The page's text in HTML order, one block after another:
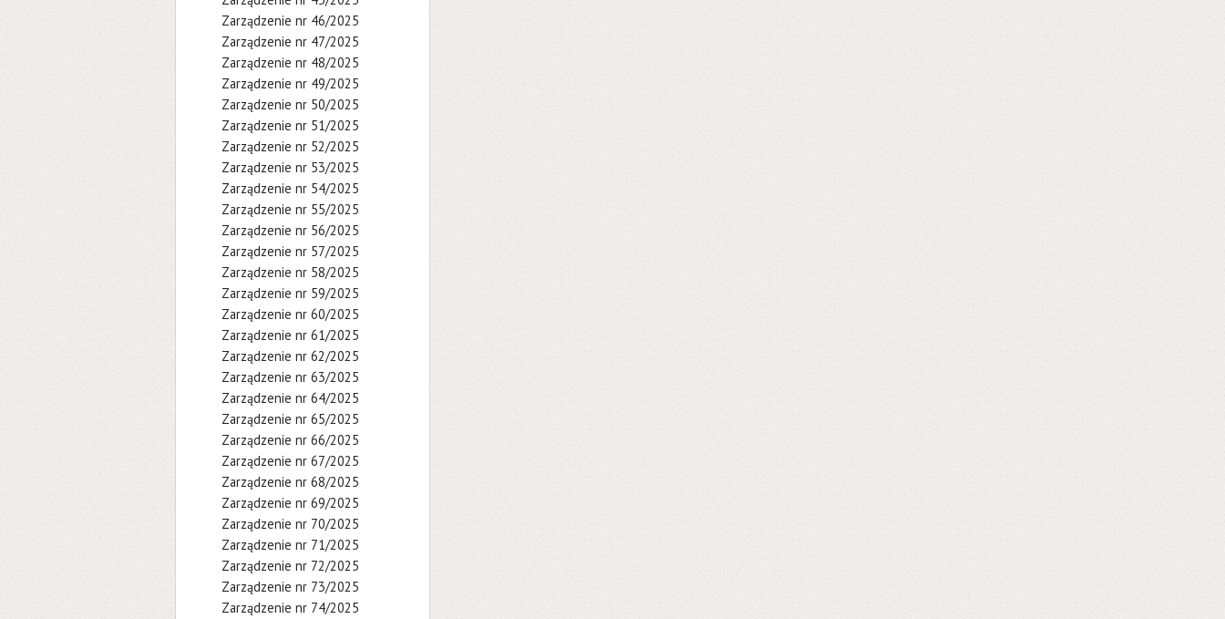
Zarządzenie nr 46/2025
Zarządzenie nr 47/2025
Zarządzenie nr 48/2025
Zarządzenie nr 49/2025
Zarządzenie nr 50/2025
Zarządzenie nr 51/2025
Zarządzenie nr 52/2025
Zarządzenie nr 53/2025
Zarządzenie nr 54/2025
Zarządzenie nr 55/2025
Zarządzenie nr 56/2025
Zarządzenie nr 57/2025
Zarządzenie nr 58/2025
Zarządzenie nr 59/2025
Zarządzenie nr 60/2025
Zarządzenie nr 61/2025
Zarządzenie nr 62/2025
Zarządzenie nr 63/2025
Zarządzenie nr 64/2025
Zarządzenie nr 65/2025
Zarządzenie nr 66/2025
Zarządzenie nr 67/2025
Zarządzenie nr 68/2025
Zarządzenie nr 69/2025
Zarządzenie nr 70/2025
Zarządzenie nr 71/2025
Zarządzenie nr 72/2025
Zarządzenie nr 73/2025
Zarządzenie nr 74/2025